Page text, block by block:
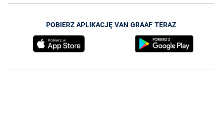
POBIERZ APLIKACJĘ VAN GRAAF TERAZ